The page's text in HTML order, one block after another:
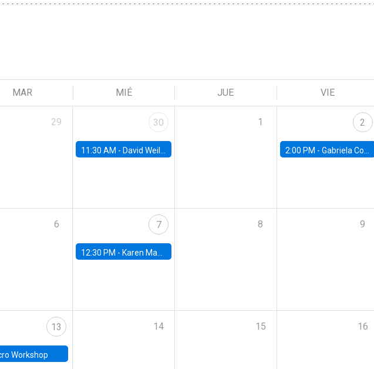
MAR MIÉ JUE VIE
29 30
11:30 AM - David Weil, Brown University
1 2
2:00 PM - Gabriela Contreras, Banco Central de Chile y UC
6 7
12:30 PM - Karen Macours, Paris School of Economics
8 9
Workshop
13 14 15 16